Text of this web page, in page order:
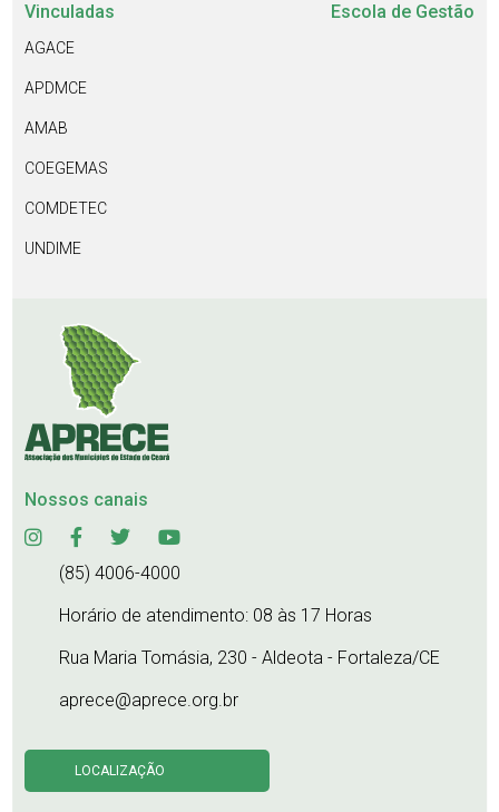
Vinculadas
AGACE
APDMCE
AMAB
COEGEMAS
COMDETEC
UNDIME
Escola de Gestão
Nossos canais
(85) 4006-4000
Horário de atendimento: 08 às 17 Horas
Rua Maria Tomásia, 230 - Aldeota - Fortaleza/CE
aprece@aprece.org.br
LOCALIZAÇÃO